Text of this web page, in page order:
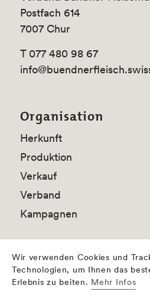
Postfach 614
7007 Chur
T 077 480 98 67
Organisation
Herkunft
Produktion
Verkauf
Verband
Kampagnen
Impressum Datenschutzerklärung
Wir verwenden Cookies und
Technologien, um Ihnen das
Erlebnis zu beiten. Mehr Infos